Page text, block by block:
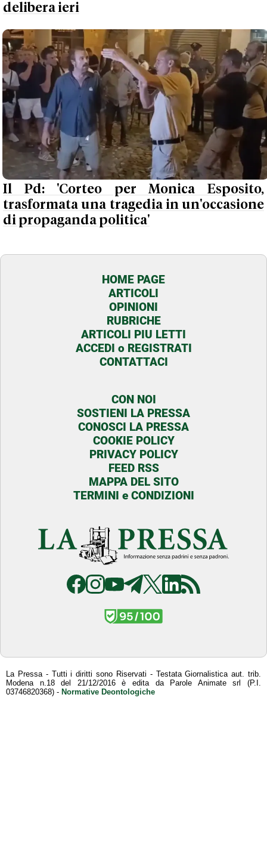
delibera ieri
Il Pd: 'Corteo per Monica Esposito,
trasformata una tragedia in un'occasione
di propaganda politica'
HOME PAGE
ARTICOLI
OPINIONI
RUBRICHE
ARTICOLI PIU LETTI
ACCEDI o REGISTRATI
CONTATTACI
CON NOI
SOSTIENI LA PRESSA
CONOSCI LA PRESSA
COOKIE POLICY
PRIVACY POLICY
FEED RSS
MAPPA DEL SITO
TERMINI e CONDIZIONI
La Pressa - Tutti i diritti sono Riservati - Testata Giornalistica aut. trib.
Modena n.18 del 21/12/2016 è edita da Parole Animate srl (P.I.
03746820368) - Normative Deontologiche